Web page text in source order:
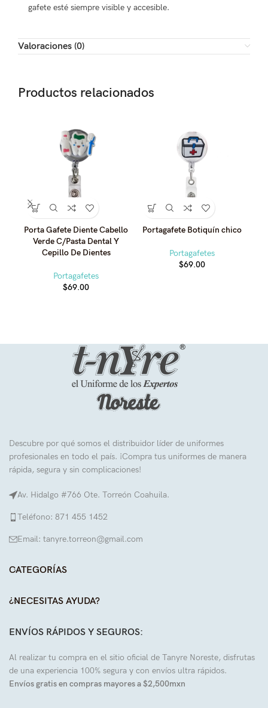
gafete esté siempre visible y accesible.
Valoraciones (0)
Productos relacionados
Porta Gafete Diente Cabello
Verde C/Pasta Dental Y
Cepillo De Dientes
Portagafetes
$69.00
Portagafete Botiquín chico
Portagafetes
$69.00
Descubre por qué somos el distribuidor líder de uniformes
profesionales en todo el país. ¡Compra tus uniformes de manera
rápida, segura y sin complicaciones!
Av. Hidalgo #766 Ote. Torreón Coahuila.
Teléfono: 871 455 1452
Email: tanyre.torreon@gmail.com
CATEGORÍAS
¿NECESITAS AYUDA?
ENVÍOS RÁPIDOS Y SEGUROS:
Al realizar tu compra en el sitio oficial de Tanyre Noreste, disfrutas
de una experiencia 100% segura y con envíos ultra rápidos.
Envíos gratis en compras mayores a $2,500mxn